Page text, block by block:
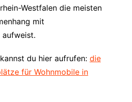
Westfalen die meisten
mit
aufweist.
du hier aufrufen: die
für Wohnmobile in